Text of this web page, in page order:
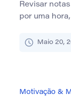
Revisar
por uma
só precisam
[…]
Maio 20,
Motivação &